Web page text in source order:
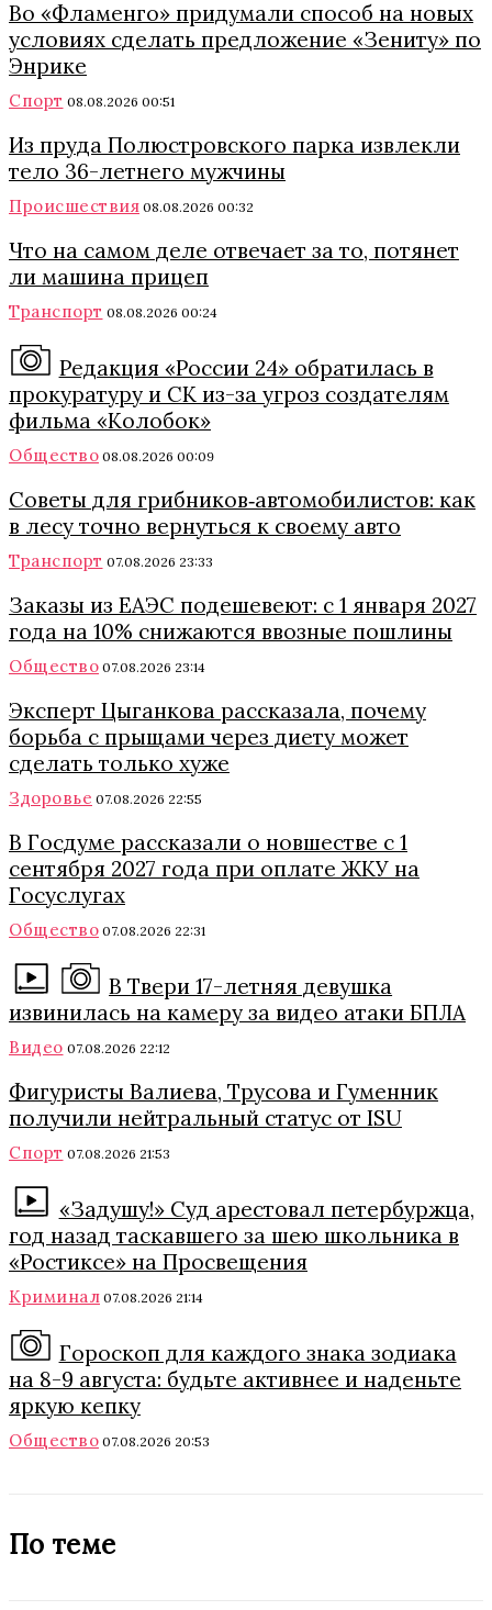
Во «Фламенго» придумали способ на новых
условиях сделать предложение «Зениту» по
Энрике
Спорт 08.08.2026 00:51
Из пруда Полюстровского парка извлекли
тело 36-летнего мужчины
Происшествия 08.08.2026 00:32
Что на самом деле отвечает за то, потянет
ли машина прицеп
Транспорт 08.08.2026 00:24
Редакция «России 24» обратилась в
прокуратуру и СК из-за угроз создателям
фильма «Колобок»
Общество 08.08.2026 00:09
Советы для грибников‑автомобилистов: как
в лесу точно вернуться к своему авто
Транспорт 07.08.2026 23:33
Заказы из ЕАЭС подешевеют: с 1 января 2027
года на 10% снижаются ввозные пошлины
Общество 07.08.2026 23:14
Эксперт Цыганкова рассказала, почему
борьба с прыщами через диету может
сделать только хуже
Здоровье 07.08.2026 22:55
В Госдуме рассказали о новшестве с 1
сентября 2027 года при оплате ЖКУ на
Госуслугах
Общество 07.08.2026 22:31
В Твери 17-летняя девушка
извинилась на камеру за видео атаки БПЛА
Видео 07.08.2026 22:12
Фигуристы Валиева, Трусова и Гуменник
получили нейтральный статус от ISU
Спорт 07.08.2026 21:53
«Задушу!» Суд арестовал петербуржца,
год назад таскавшего за шею школьника в
«Ростиксе» на Просвещения
Криминал 07.08.2026 21:14
Гороскоп для каждого знака зодиака
на 8-9 августа: будьте активнее и наденьте
яркую кепку
Общество 07.08.2026 20:53
По теме